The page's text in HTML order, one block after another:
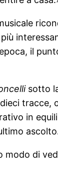
il
sotto
tracce,
in
di